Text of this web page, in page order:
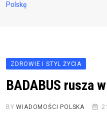
Polskę
ZDROWIE I STYL ŻYCIA
BADABUS rusza
BYWIADOMOŚCI POLSKA